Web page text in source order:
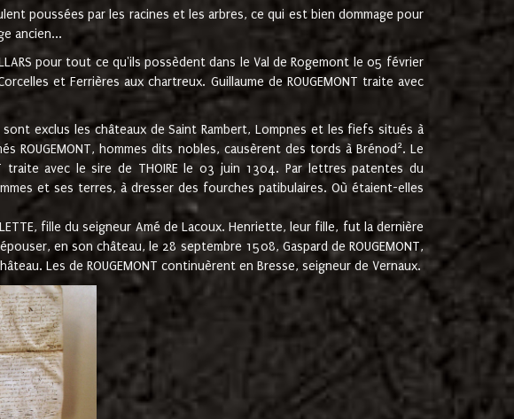
poussées par les racines et les arbres, ce qui est bien dommage pour
ancien...
pour tout ce qu'ils possèdent dans le Val de Rogemont le 05 février
et Ferrières aux chartreux. Guillaume de ROUGEMONT traite avec
exclus les châteaux de Saint Rambert, Lompnes et les fiefs situés à
ROUGEMONT, hommes dits nobles, causèrent des tords à Brénod 2. Le
traite avec le sire de THOIRE le 03 juin 1304. Par lettres patentes du
et ses terres, à dresser des fourches patibulaires. Où étaient-elles
fille du seigneur Amé de Lacoux. Henriette, leur fille, fut la dernière
en son château, le 28 septembre 1508, Gaspard de ROUGEMONT,
Les de ROUGEMONT continuèrent en Bresse, seigneur de Vernaux.